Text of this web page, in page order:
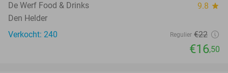
De Werf Food & Drinks 9.8 star
Den Helder
Verkocht: 240
Regulier €22
€16,50